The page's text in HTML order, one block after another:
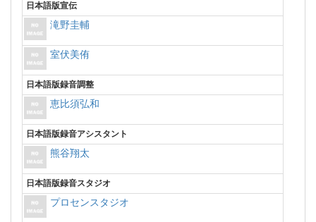
日本語版宣伝
滝野圭輔
室伏美侑
日本語版録音調整
恵比須弘和
日本語版録音アシスタント
熊谷翔太
日本語版録音スタジオ
プロセンスタジオ